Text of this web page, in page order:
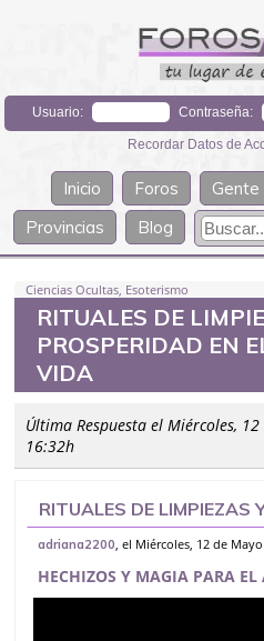
Usuario: Contraseña:
Recordar Datos de
Inicio Foros Gente
Provincias
Blog
Ciencias Ocultas, Esoterismo
RITUALES DE
PROSPERIDAD EN
VIDA
Última Respuesta el Miércoles,
16:32h
RITUALES DE LIMPIEZAS
PROSPERIDAD EN EL
adriana2200 , el Miércoles, 12 de
HECHIZOS Y MAGIA PARA EL